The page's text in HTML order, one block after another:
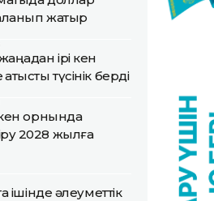
жатыр
ірі кен
түсінік берді
кен орнында
2028 жылға
ішінде әлеуметтік